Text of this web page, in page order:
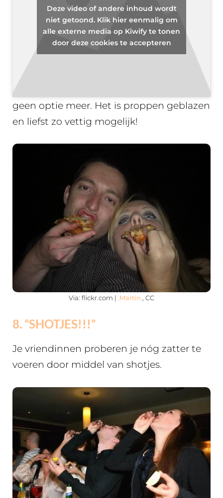
Deze video of andere inhoud wordt
niet getoond. Klik hier eenmalig om
alle externe media op Kiwify te tonen
door deze cookies te accepteren
7. High dining…
Charmant je eten naar binnen werken is
geen optie meer. Het is proppen geblazen
en liefst zo vettig mogelijk!
Via: flickr.com | .Martin. , CC
8. “SHOTJES!!!”
Je vriendinnen proberen je nóg zatter te
voeren door middel van shotjes.